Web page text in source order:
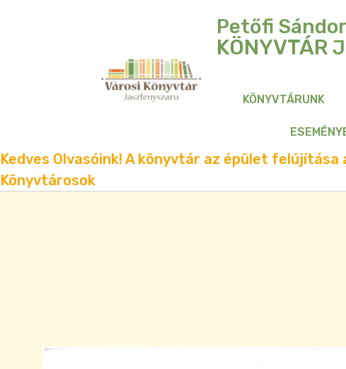
Petőfi
KÖNYVTÁR
KÖNYVTÁRUNK
Kedves Olvasóink! A könyvtár az épület
Könyvtárosok